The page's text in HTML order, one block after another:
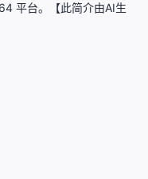
平台。【此简介由AI生